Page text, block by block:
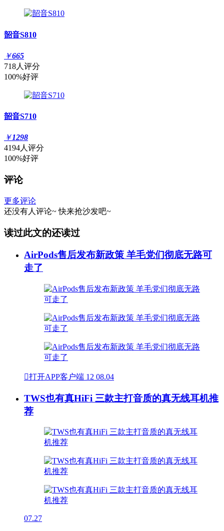
韶音S810
￥665
718人评分
100%好评
韶音S710
￥1298
4194人评分
100%好评
评论
更多评论
还没有人评论~ 快来抢沙发吧~
读过此文的还读过
AirPods售后发布新政策 羊毛党们彻底无路可
走了
打开APP客户端 12 08.04
TWS也有真HiFi 三款主打音质的真无线耳机推
荐
07.27